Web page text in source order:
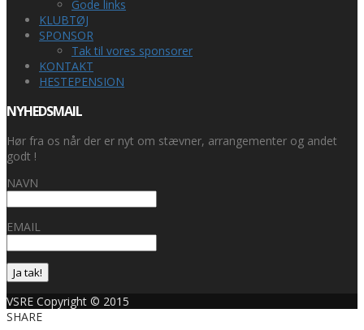
Gode links
KLUBTØJ
SPONSOR
Tak til vores sponsorer
KONTAKT
HESTEPENSION
NYHEDSMAIL
Hør fra os når der er nyt om stævner, arrangementer og andet
godt !
NAVN
EMAIL
Ja tak!
VSRE Copyright © 2015
SHARE